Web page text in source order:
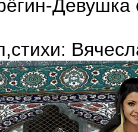
Девушка